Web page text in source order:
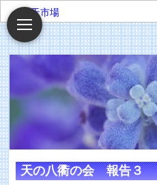
楽天市場
天の八衢の会 報告３